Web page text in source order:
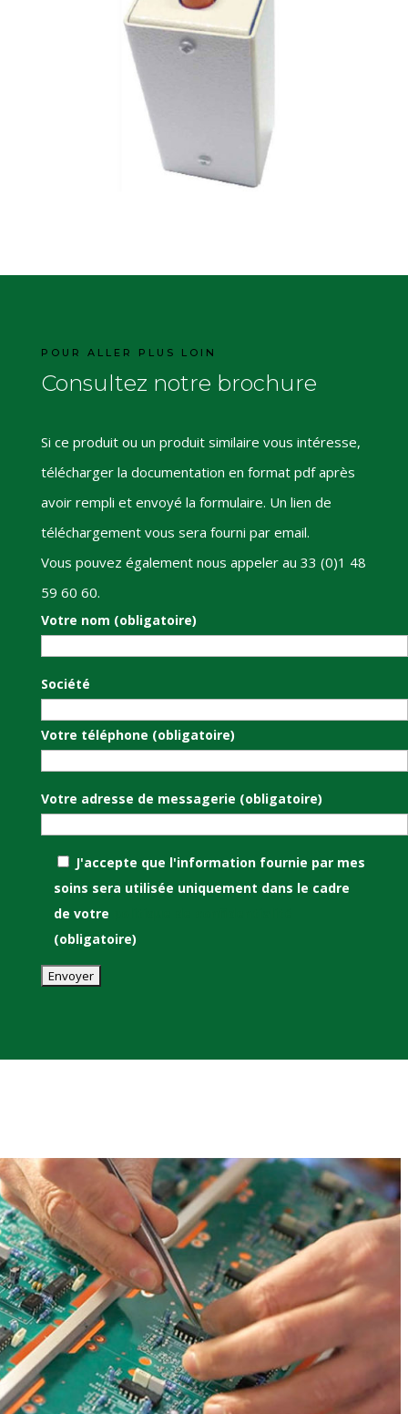
POUR ALLER PLUS LOIN
Consultez notre brochure
Si ce produit ou un produit similaire vous intéresse,
télécharger la documentation en format pdf après
avoir rempli et envoyé la formulaire. Un lien de
téléchargement vous sera fourni par email.
Vous pouvez également nous appeler au 33 (0)1 48
59 60 60.
Votre nom (obligatoire)
Société
Votre téléphone (obligatoire)
Votre adresse de messagerie (obligatoire)
J'accepte que l'information fournie par mes
soins sera utilisée uniquement dans le cadre
de votre
(obligatoire)